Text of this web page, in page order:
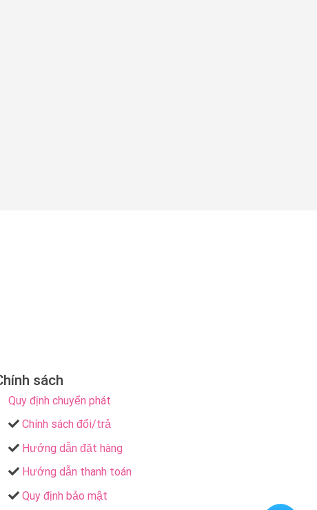
sách
Quy định chuyển phát
Chính sách đổi/trả
Hướng dẫn đặt hàng
Hướng dẫn thanh toán
Quy định bảo mật